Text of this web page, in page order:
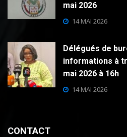
mai 2026
14 MAI 2026
Délégués de
informations à
mai 2026 à 16h
14 MAI 2026
CONTACT